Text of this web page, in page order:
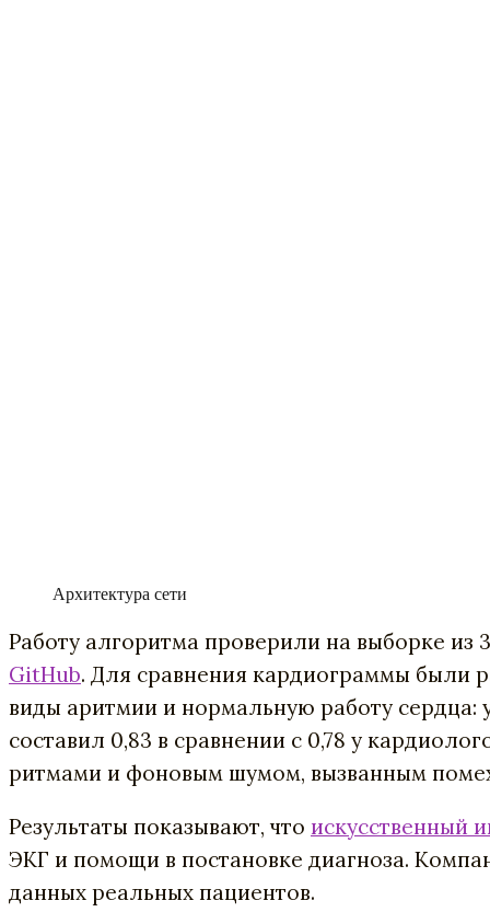
Архитектура сети
Работу алгоритма проверили на выборке из
GitHub. Для сравнения кардиограммы были
виды аритмии и нормальную работу сердца:
составил 0,83 в сравнении с 0,78 у
ритмами и фоновым шумом, вызванным
Результаты показывают, что искусственный
ЭКГ и помощи в постановке диагноза.
данных реальных пациентов.